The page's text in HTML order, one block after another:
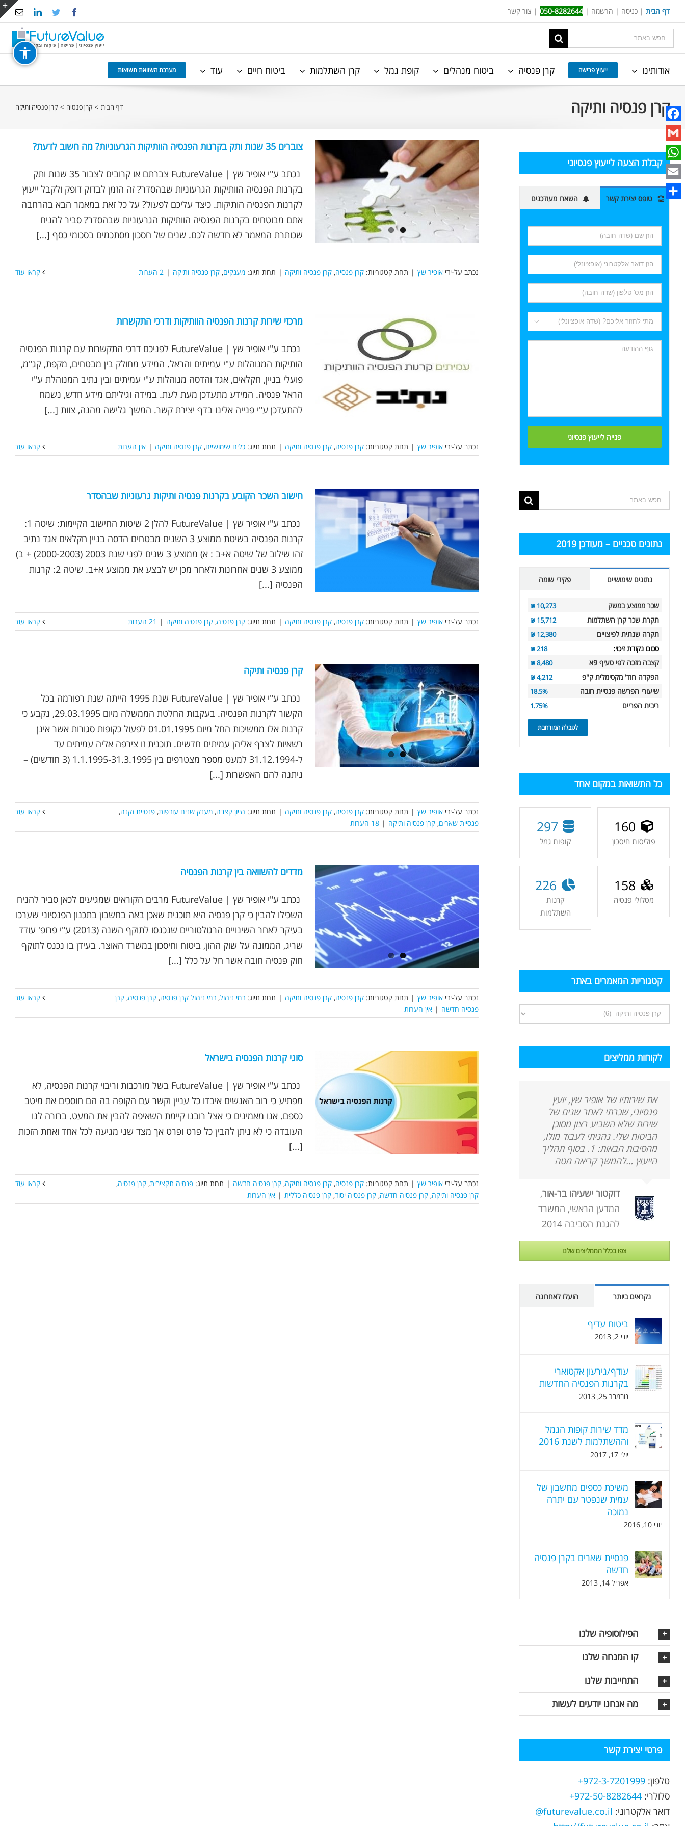
Skip
to
content
דף הבית | כניסה | הרשמה |
050-8282644
| צור קשר Facebook
Twitter
LinkedIn
תוצאות
החיפוש
עבור:
אודותינו ייעוץ פרישה קרן פנסיה ביטוח מנהלים קופת גמל קרן השתלמות ביטוח חיים עוד מערכת השוואת תשואות
קרן פנסיה ותיקה דף הבית > קרן פנסיה > קרן פנסיה ותיקה
צוברים 35 שנות ותק בקרנות הפנסיה הוותיקות הגרעוניות? מה חשוב לדעת?
נכתב ע"י אופיר שץ | FutureValue צברתם או קרובים לצבור 35 שנות ותק
בקרנות הפנסיה הוותיקות הגרעוניות שבהסדר? זה הזמן לבדוק דופק ולקבל ייעוץ
לקרנות הפנסיה הותיקות. כיצד עליכם לפעול? על כל זאת במאמר הבא בהרחבה
אתם מבוטחים בקרנות הפנסיה הוותיקות הגרעוניות שבהסדר? סביר להניח
שכותרת המאמר לא חדשה לכם. שנים של חסכון מסתכמים בסכומי כסף [...]
נכתב על-ידיאופיר שץ | תחת קטגוריות:קרן פנסיה,קרן פנסיה ותיקה | תחת תיוג:מענקים,קרן פנסיה ותיקה | 2 הערות קראו עוד
מרכזי שירות קרנות הפנסיה הוותיקות ודרכי התקשרות
נכתב ע"י אופיר שץ | FutureValue לפניכם דרכי התקשרות עם קרנות הפנסיה
הותיקות המנוהלות ע"י עמיתים והראל. המידע מחולק בין מבטחים, מקפת, קג"מ,
פועלי בניין, חקלאים, אגד והדסה מנוהלות ע"י עמיתים ובין נתיב המנוהלת ע"י
הראל פנסיה. המידע מתעדכן מעת לעת. במידה וגיליתם מידע חדש, נשמח
להתעדכן ע"י פנייה אלינו בדף יצירת קשר. המשך גלישה מהנה, צוות [...]
נכתב על-ידיאופיר שץ | תחת קטגוריות:קרן פנסיה,קרן פנסיה ותיקה | תחת תיוג:כלים שימושיים,קרן פנסיה ותיקה | אין הערות קראו עוד
‫חישוב השכר הקובע בקרנות פנסיה ותיקות גרעוניות שבהסדר
נכתב ע"י אופיר שץ | FutureValue להלן 2 שיטות החישוב הקיימות: שיטה 1:
קרנות הפנסיה בשיטת ממוצע 3 השנים מבטחים הדסה בניין חקלאים אגד נתיב
זהו שילוב של שיטה א+ב : א) ממוצע 3 שנים לפני שנת 2003 (2000-2003) + ב)
ממוצע 3 שנים אחרונות ולאחר מכן יש לבצע את ממוצע א+ב. שיטה 2: קרנות
הפנסיה [...]
נכתב על-ידיאופיר שץ | תחת קטגוריות:קרן פנסיה,קרן פנסיה ותיקה | תחת תיוג:קרן פנסיה,קרן פנסיה ותיקה | 21 הערות קראו עוד
קרן פנסיה ותיקה
נכתב ע"י אופיר שץ | FutureValue שנת 1995 הייתה שנת רפורמה בכל
הקשור לקרנות הפנסיה. בעקבות החלטת הממשלה מיום 29.03.1995, נקבע כי
קרנות אלו ממשיכות החל מיום 01.01.1995 לפעול כקופות סגורות אשר אינן
רשאיות לצרף אליהן עמיתים חדשים. תוכנית זו צירפה אליה עמיתים עד
ל-31.12.1994 למעט מספר מצטרפים בין 1.1.1995-31.3.1995 (3 חודשים) –
ניתנה להם האפשרות [...]
נכתב על-ידיאופיר שץ | תחת קטגוריות:קרן פנסיה,קרן פנסיה ותיקה | תחת תיוג: הייון קצבה,מענק שנים עודפות,פנסיית זקנה,
פנסיית שארים,קרן פנסיה ותיקה | 18 הערות
קראו עוד
מדדים להשוואה בין קרנות הפנסיה
נכתב ע"י אופיר שץ | FutureValue מרבים הקוראים שמגיעים לכאן סביר להניח
השכילו להבין כי קרן פנסיה היא תוכנית שאכן באה בחשבון בתכנון הפנסיוני שערכו
בעיקר לאחר השינויים הרגולטוריים שנכנסו לתוקף השנה (2013) ע"י פרופ' עודד
שריג, הממונה על שוק ההון, ביטוח וחיסכון במשרד האוצר. בעידן בו נכנס לתוקף
חוק פנסיה חובה אשר חל על כלל [...]
נכתב על-ידיאופיר שץ | תחת קטגוריות:קרן פנסיה,קרן פנסיה ותיקה | תחת תיוג:דמי ניהול,דמי ניהול קרן פנסיה,קרן פנסיה,קרן
פנסיה חדשה | אין הערות
קראו עוד
סוגי קרנות הפנסיה בישראל
נכתב ע"י אופיר שץ | FutureValue בשל מורכבות וריבוי קרנות הפנסיה, לא
מפתיע כי רוב האנשים איבדו כל עניין וקשר עם הקופה בה הם חוסכים את מיטב
כספם. אנו מאמינים כי אצל רובנו קיימת השאיפה להבין את המעט. ברורה לנו
העובדה כי לא ניתן להבין כל פרט ופרט אך מצד שני מגיעה לכל אחד ואחת הזכות
[...]
נכתב על-ידיאופיר שץ | תחת קטגוריות:קרן פנסיה,קרן פנסיה ותיקה,קרן פנסיה חדשה | תחת תיוג:פנסיה תקציבית,קרן פנסיה,
קרן פנסיה ותיקה,קרן פנסיה חדשה,קרן פנסיה יסוד,קרן פנסיה כללית | אין הערות
קראו עוד
קבלת הצעה לייעוץ פנסיוני
טופס יצירת קשר השארו מעודכנים

תוצאות
החיפוש
נתונים טכניים – מעודכן 2019
נתונים שימושיים פקידי שומה
שכר ממוצע במשק 10,273 ₪
תקרת שכר קרן השתלמות 15,712 ₪
תקרה שנתית לפיצויים 12,380 ₪
סכום נקודת זיכוי: 218 ₪
קצבה מזכה לפי סעיף 9א 8,480 ₪
הפקדה חוד' מקסימלית ק"פ 4,212 ₪
שיעורי הפרשה פנסיית חובה 18.5%
ריבית הפריים 1.75%
לטבלה המורחבת
כל התשואות במקום אחד
160
פוליסות חיסכון
158
מסלולי פנסיה
297
קופות גמל
226
קרנות
השתלמות
קטגוריות המאמרים באתר
קטגוריות
המאמרים
לקוחות ממליצים
את שירותיו של אופיר שץ, יועץ
פנסיוני, שכרתי לאחר שנים של
שירות שלא השביע רצון מסוכן
הביטוח שלי. נהניתי לעבוד מולו,
מהסיבות הבאות: 1. בסוף תהליך
הייעוץ …להמשך קריאה מטה
דוקטור ישעיהו בר-אור,
המדען הראשי, המשרד
להגנת הסביבה 2014
צפו בכלל הממליצים שלנו
נקראים ביותר הועלו לאחרונה
ביטוח עדיף
יוני 2, 2013
עודף/גירעון אקטוארי
בקרנות הפנסיה החדשות
נובמבר 25, 2013
מדד שירות קופות הגמל
וההשתלמות לשנת 2016
יולי 17, 2017
משיכת כספים מחשבון של
עמית שנפטר עם יתרה
נמוכה
יוני 10, 2016
פנסיית שארים בקרן פנסיה
חדשה
אפריל 14, 2013
הפילוסופיה שלנו
קו המנחה שלנו
התחייבות שלנו
מה אנחנו יודעים לעשות
פרטי יצירת קשר
טלפון: 972-3-7201999+
סלולרי: 972-50-8282644+
דואר אלקטרוני: futurevalue.co.il@
Facebook
Gmail
WhatsApp
Email